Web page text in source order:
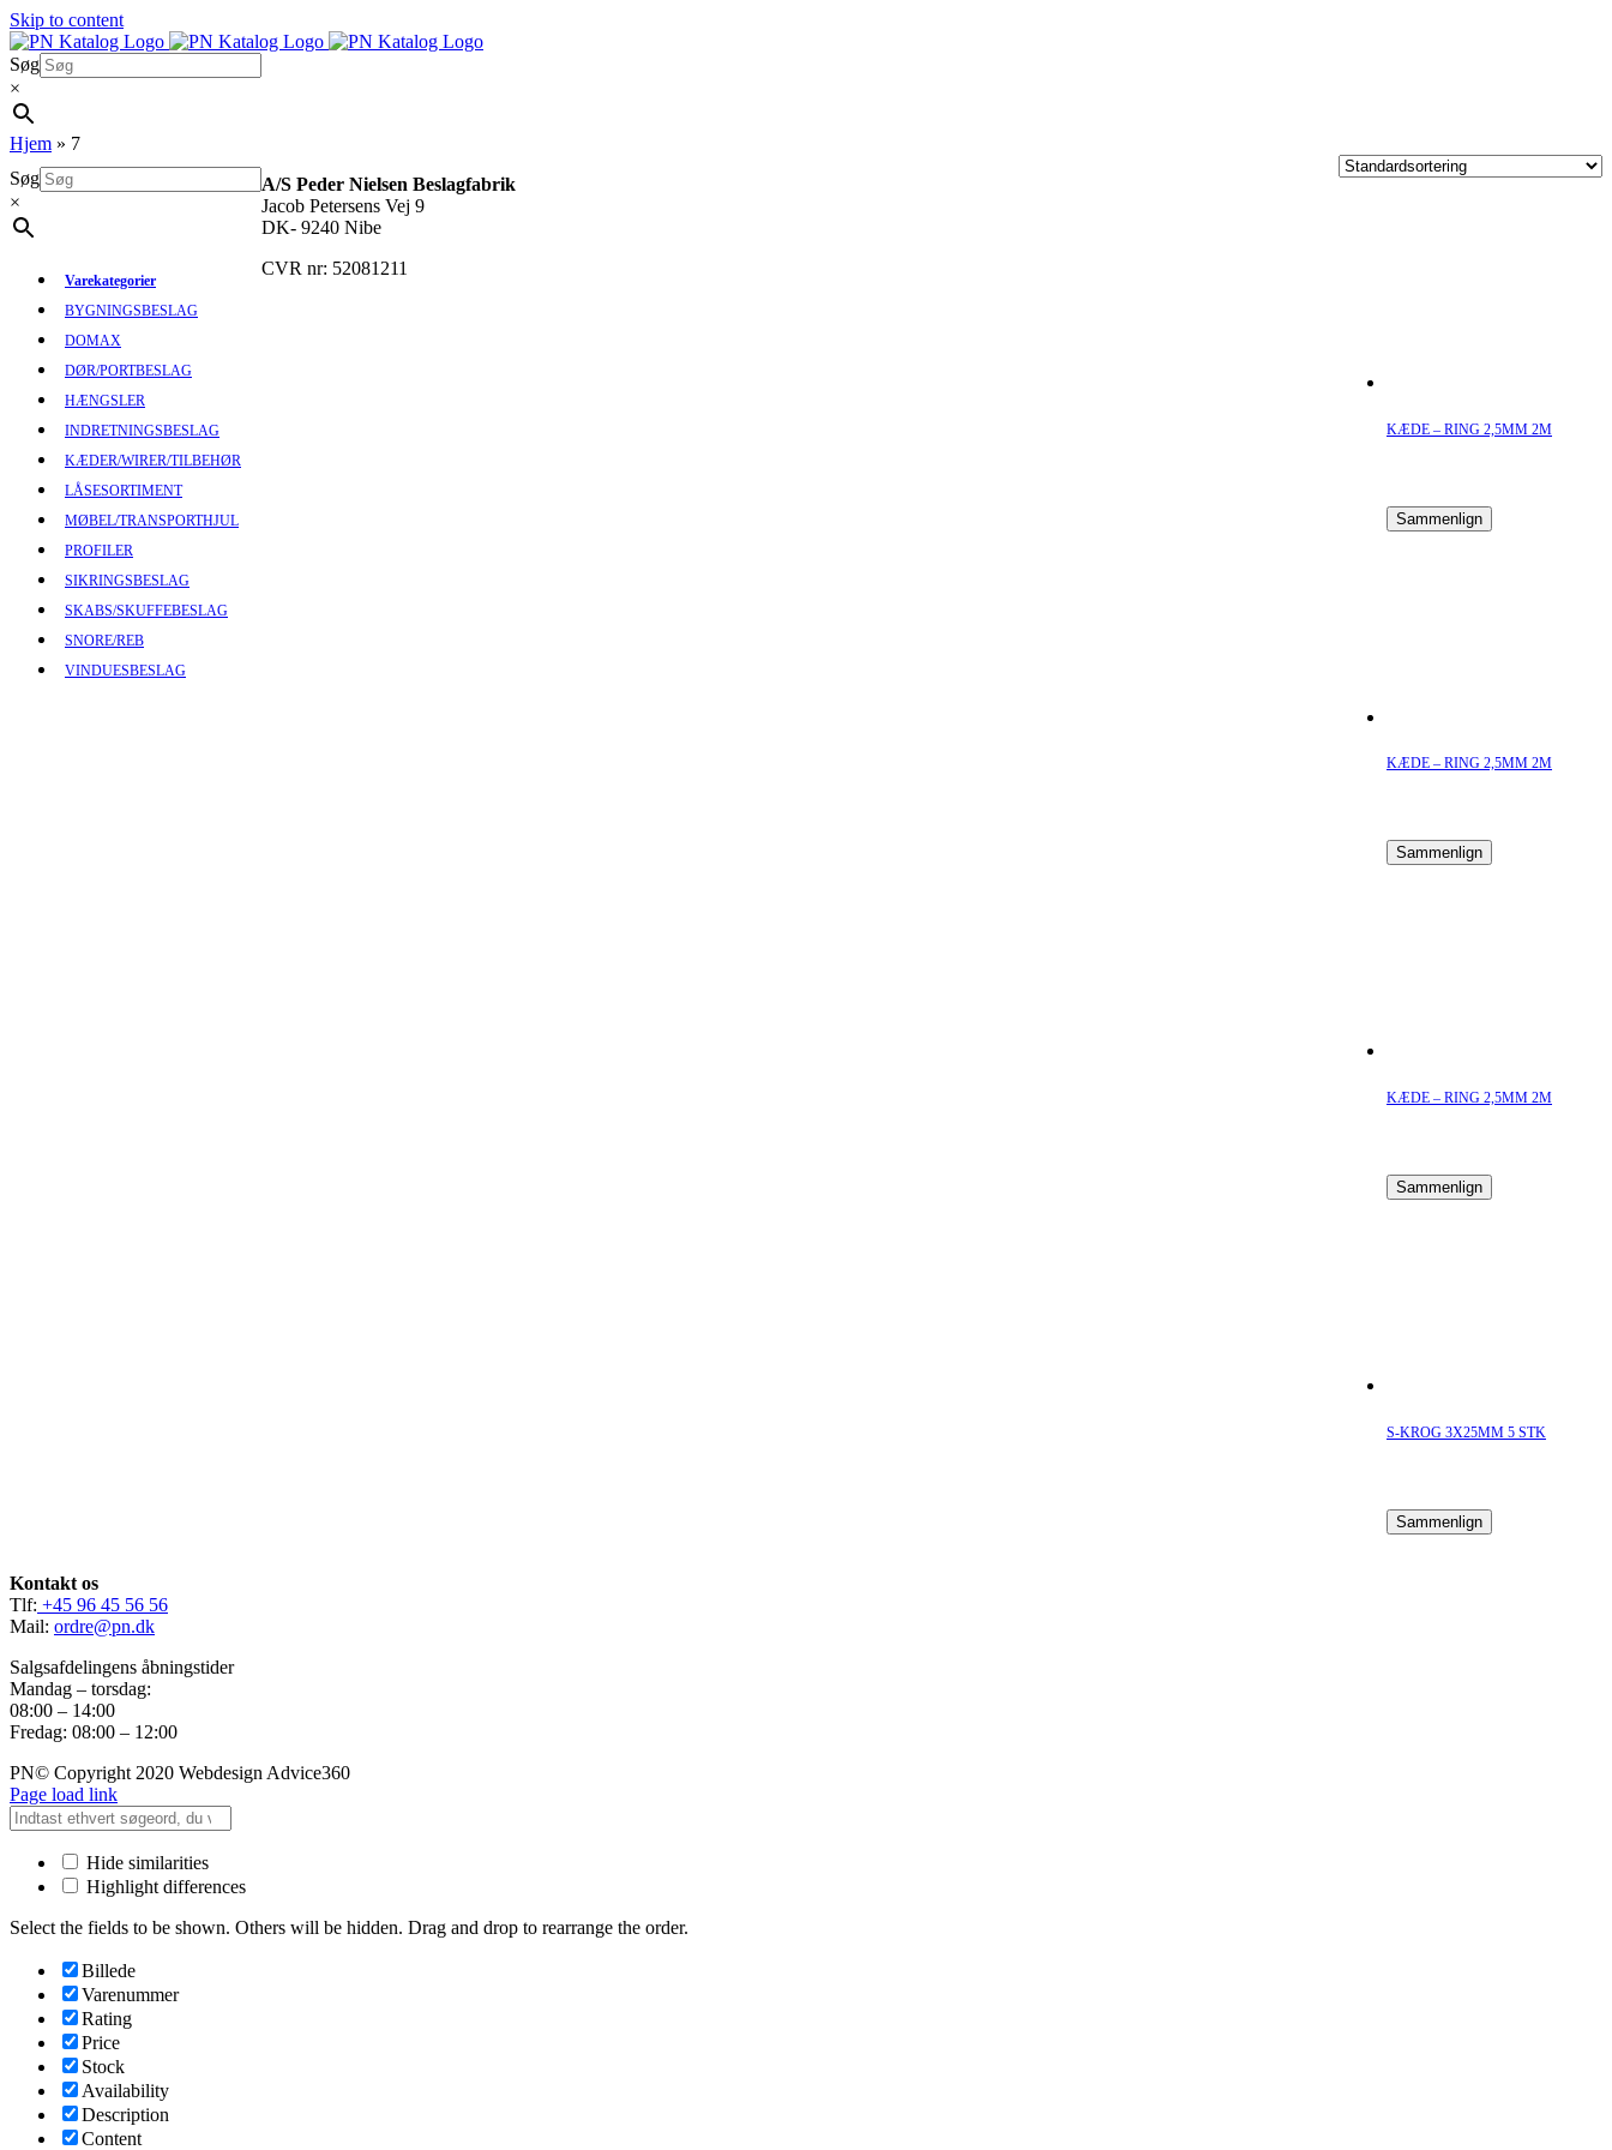
Skip to content
Søg
×
Hjem » 7
KÆDE – RING 2,5MM 2M
Sammenlign
KÆDE – RING 2,5MM 2M
Sammenlign
KÆDE – RING 2,5MM 2M
Sammenlign
S-KROG 3X25MM 5 STK
Sammenlign
Søg
×
Varekategorier
BYGNINGSBESLAG
DOMAX
DØR/PORTBESLAG
HÆNGSLER
INDRETNINGSBESLAG
KÆDER/WIRER/TILBEHØR
LÅSESORTIMENT
MØBEL/TRANSPORTHJUL
PROFILER
SIKRINGSBESLAG
SKABS/SKUFFEBESLAG
SNORE/REB
VINDUESBESLAG
A/S Peder Nielsen Beslagfabrik
Jacob Petersens Vej 9
DK- 9240 Nibe
CVR nr: 52081211
Kontakt os
Tlf: +45 96 45 56 56
Mail: ordre@pn.dk
Salgsafdelingens åbningstider
Mandag – torsdag:
08:00 – 14:00
Fredag: 08:00 – 12:00
PN© Copyright 2020 Webdesign Advice360
Page load link
Hide similarities
Highlight differences
Select the fields to be shown. Others will be hidden. Drag and drop to rearrange the order.
Billede
Varenummer
Rating
Price
Stock
Availability
Description
Content